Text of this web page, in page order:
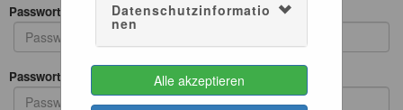
Datenschutzinformatio
nen
Alle akzeptieren
Passwort
Passwort wiederholen